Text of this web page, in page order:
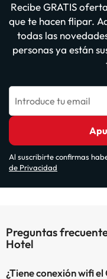
Recibe GRATIS
que te hacen flipar.
todas las
personas ya están
Introduce tu email
Al suscribirte confirmas
de Privacidad
Preguntas
Hotel
¿Tiene conexión wifi